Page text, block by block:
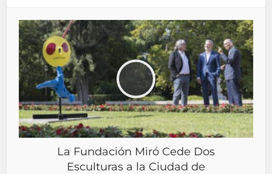
La Fundación Miró Cede Dos
Esculturas a la Ciudad de